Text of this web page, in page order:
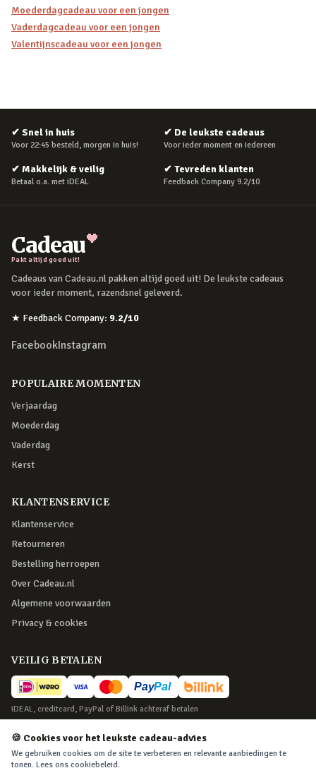
Moederdagcadeau voor een jongen
Vaderdagcadeau voor een jongen
Valentijnscadeau voor een jongen
✔ Snel in huis
Voor 22:45 besteld, morgen in huis!
✔ De leukste cadeaus
Voor ieder moment en iedereen
✔ Makkelijk & veilig
Betaal o.a. met iDEAL
✔ Tevreden klanten
Feedback Company 9.2/10
Cadeau
Pakt altijd goed uit!
Cadeaus van Cadeau.nl pakken altijd goed uit! De leukste cadeaus
voor ieder moment, razendsnel geleverd.
★ Feedback Company: 9.2/10
FacebookInstagram
POPULAIRE MOMENTEN
Verjaardag
Moederdag
Vaderdag
Kerst
KLANTENSERVICE
Klantenservice
Retourneren
Bestelling herroepen
Over Cadeau.nl
Algemene voorwaarden
Privacy & cookies
VEILIG BETALEN
iDEAL, creditcard, PayPal of Billink achteraf betalen
BEZORGING
Voor 22:45 besteld, morgen in huis. Tot 365 dagen retourneren.
🍪 Cookies voor het leukste cadeau-advies
We gebruiken cookies om de site te verbeteren en relevante aanbiedingen te
tonen. Lees ons cookiebeleid.